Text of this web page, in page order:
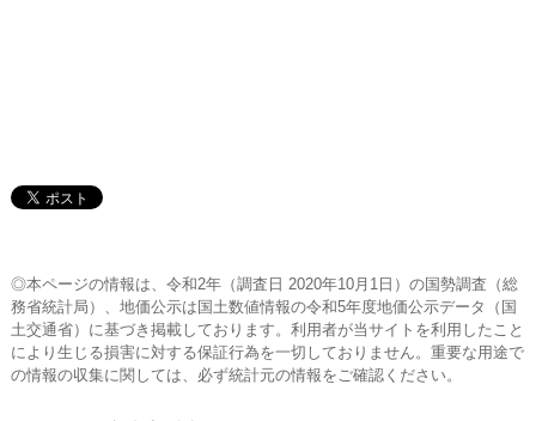
◎本ページの情報は、令和2年（調査日 2020年10月1日）の国勢調査（総
務省統計局）、地価公示は国土数値情報の令和5年度地価公示データ（国
土交通省）に基づき掲載しております。利用者が当サイトを利用したこと
により生じる損害に対する保証行為を一切しておりません。重要な用途で
の情報の収集に関しては、必ず統計元の情報をご確認ください。